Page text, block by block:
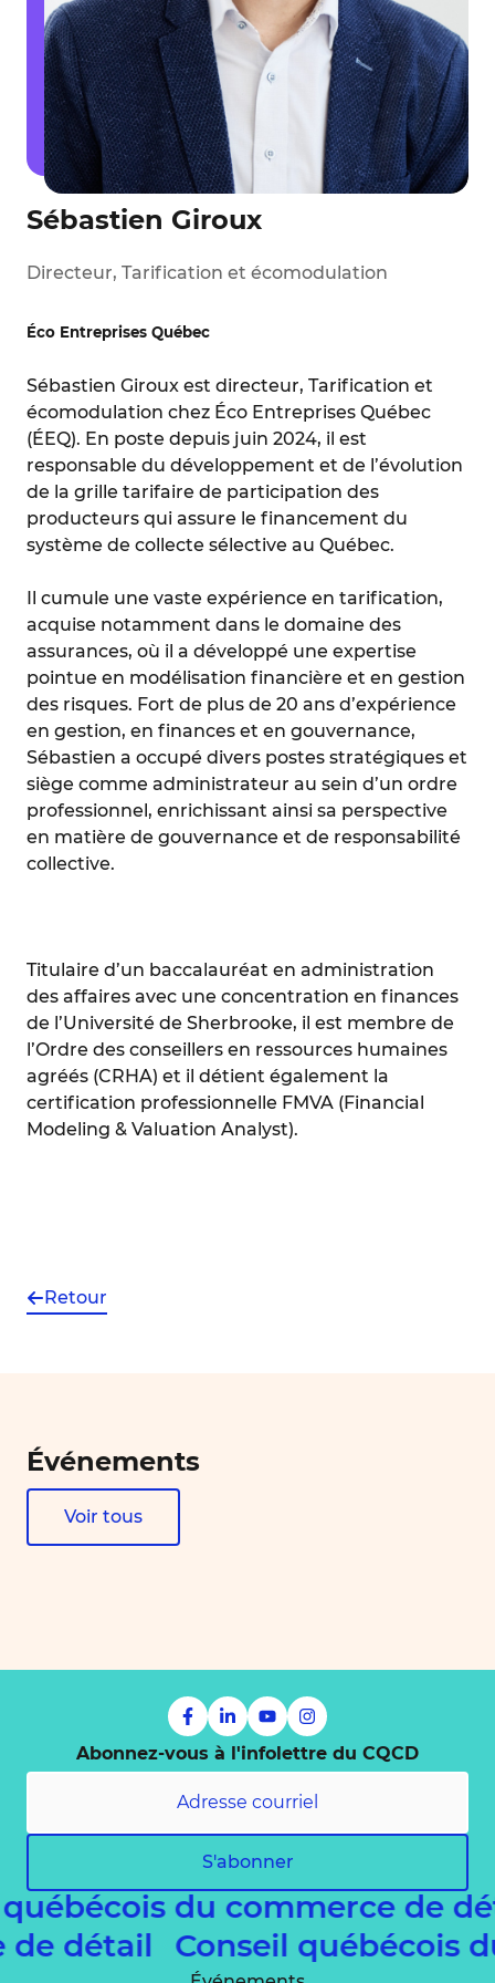
Sébastien Giroux
Directeur, Tarification et écomodulation
Éco Entreprises Québec
Sébastien Giroux est directeur, Tarification et
écomodulation chez Éco Entreprises Québec
(ÉEQ). En poste depuis juin 2024, il est
responsable du développement et de l’évolution
de la grille tarifaire de participation des
producteurs qui assure le financement du
système de collecte sélective au Québec.
Il cumule une vaste expérience en tarification,
acquise notamment dans le domaine des
assurances, où il a développé une expertise
pointue en modélisation financière et en gestion
des risques. Fort de plus de 20 ans d’expérience
en gestion, en finances et en gouvernance,
Sébastien a occupé divers postes stratégiques et
siège comme administrateur au sein d’un ordre
professionnel, enrichissant ainsi sa perspective
en matière de gouvernance et de responsabilité
collective.
Titulaire d’un baccalauréat en administration
des affaires avec une concentration en finances
de l’Université de Sherbrooke, il est membre de
l’Ordre des conseillers en ressources humaines
agréés (CRHA) et il détient également la
certification professionnelle FMVA (Financial
Modeling & Valuation Analyst).
Retour
Événements
Voir tous
Abonnez-vous à l'infolettre du CQCD
S'abonner
du commerce de
de détailConseil québécois